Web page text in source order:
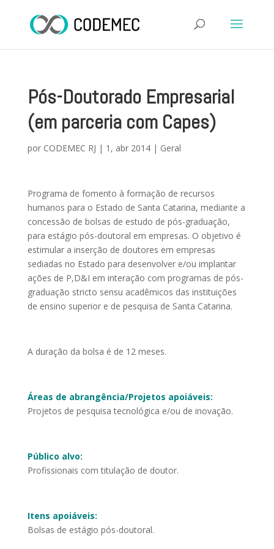
Pós-Doutorado Empresarial
(em parceria com Capes)
por CODEMEC RJ | 1, abr 2014| Geral
Programa de fomento à formação de recursos
humanos para o Estado de Santa Catarina, mediante a
concessão de bolsas de estudo de pós-graduação,
para estágio pós-doutoral em empresas. O objetivo é
estimular a inserção de doutores em empresas
sediadas no Estado para desenvolver e/ou implantar
ações de P,D&I em interação com programas de pós-
graduação stricto sensu acadêmicos das instituições
de ensino superior e de pesquisa de Santa Catarina.
A duração da bolsa é de 12 meses.
Áreas de abrangência/Projetos apoiáveis:
Projetos de pesquisa tecnológica e/ou de inovação.
Público alvo:
Profissionais com titulação de doutor.
Itens apoiáveis:
Bolsas de estágio pós-doutoral.